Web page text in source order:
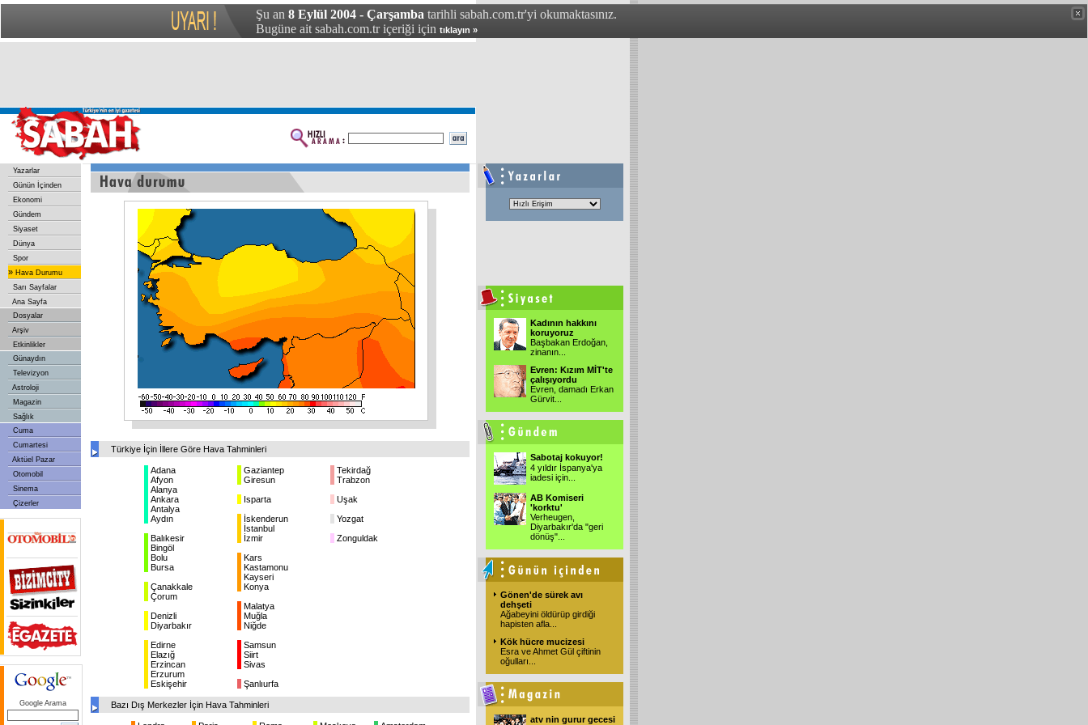
Şu an 8 Eylül 2004 - Çarşamba tarihli sabah.com.tr'yi okumaktasınız.
Bugüne ait sabah.com.tr içeriği için tıklayın »
Yazarlar
Günün İçinden
Ekonomi
Gündem
Siyaset
Dünya
Spor
» Hava Durumu
Sarı Sayfalar
Ana Sayfa
Dosyalar
Arşiv
Etkinlikler
Günaydın
Televizyon
Astroloji
Magazin
Sağlık
Cuma
Cumartesi
Aktüel Pazar
Otomobil
Sinema
Çizerler
Google Arama
Türkiye İçin İllere Göre Hava Tahminleri
Adana Gaziantep
Tekirdağ
Afyon
Giresun
Trabzon
Alanya
Ankara
Isparta
Uşak
Antalya
Aydın
İskenderun
Yozgat
İstanbul
Balıkesir
İzmir
Zonguldak
Bingöl
Bolu
Kars
Bursa
Kastamonu
Kayseri
Çanakkale
Konya
Çorum
Malatya
Denizli
Muğla
Diyarbakır
Niğde
Edirne
Samsun
Elazığ
Siirt
Erzincan
Sivas
Erzurum
Eskişehir
Şanlıurfa
Bazı Dış Merkezler İçin Hava Tahminleri
Kadının hakkını
koruyoruz
Başbakan Erdoğan,
zinanın
Evren: Kızım MİT'te
çalışıyordu
Evren, damadı Erkan
Gürvit
Sabotaj kokuyor!
4 yıldır İspanya'ya
iadesi için
AB Komiseri
'korktu'
Verheugen,
Diyarbakır'da "geri
dönüş"
Gönen'de sürek avı
dehşeti
Ağabeyini öldürüp girdiği
hapisten afla
Kök hücre mucizesi
Esra ve Ahmet Gül çiftinin
oğulları
atv nin gurur gecesi